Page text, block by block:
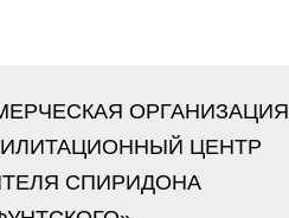
ОРГАНИЗАЦИЯ
ЦЕНТР
СПИРИДОНА